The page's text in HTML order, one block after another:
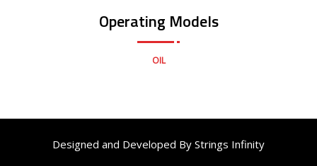
Operating Models
OIL
Designed and Developed By Strings Infinity